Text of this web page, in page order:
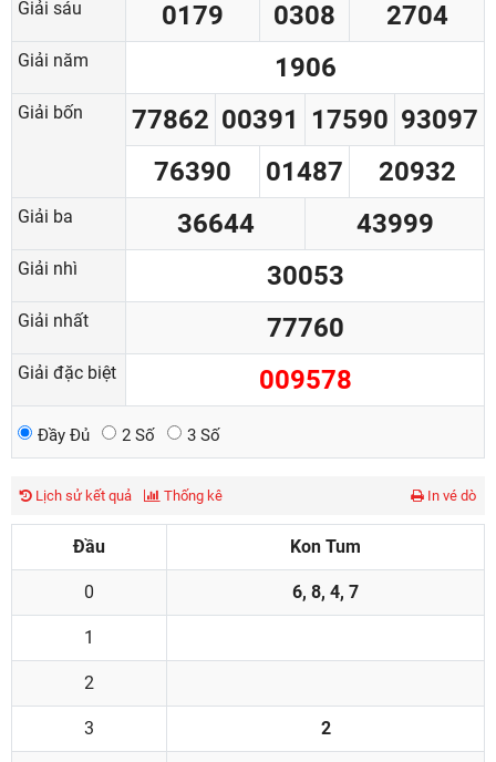
Giải sáu 0179 0308 2704
Giải năm 1906
Giải bốn 77862 00391 17590 93097
76390
01487 20932
Giải ba 36644 43999
Giải nhì 30053
Giải nhất 77760
Giải đặc biệt 009578
Đầy Đủ 2 Số 3 Số
Lịch sử kết quả Thống kê In vé dò
Đầu Kon Tum
0 6, 8, 4, 7
1
2
3 2